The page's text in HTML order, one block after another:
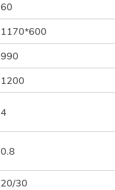
60
1170*600
990
1200
4
0.8
20/30